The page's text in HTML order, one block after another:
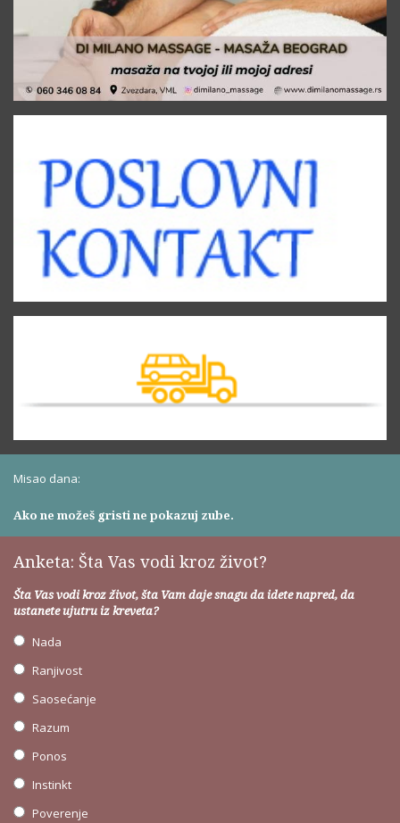
Misao dana:
Ako ne možeš gristi ne pokazuj zube.
Anketa: Šta Vas vodi kroz život?
Šta Vas vodi kroz život, šta Vam daje snagu da idete napred, da
ustanete ujutru iz kreveta?
Nada
Ranjivost
Saosećanje
Razum
Ponos
Instinkt
Poverenje